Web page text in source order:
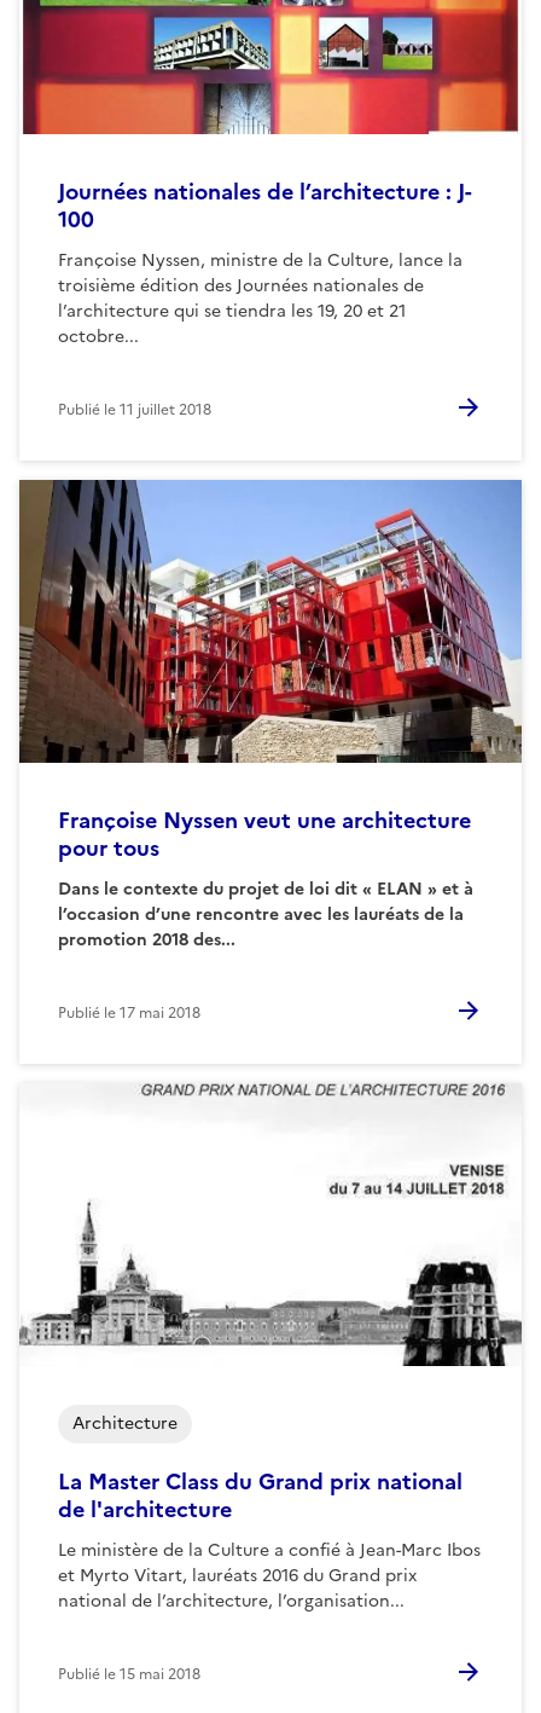
Journées nationales de l’architecture : J-
100
Françoise Nyssen, ministre de la Culture, lance la
troisième édition des Journées nationales de
l’architecture qui se tiendra les 19, 20 et 21
octobre...
Publié le11 juillet 2018
Françoise Nyssen veut une architecture
pour tous
Dans le contexte du projet de loi dit « ELAN » et à
l’occasion d’une rencontre avec les lauréats de la
promotion 2018 des...
Publié le17 mai 2018
La Master Class du Grand prix national
de l'architecture
Le ministère de la Culture a confié à Jean-Marc Ibos
et Myrto Vitart, lauréats 2016 du Grand prix
national de l’architecture, l’organisation...
Architecture
Publié le15 mai 2018